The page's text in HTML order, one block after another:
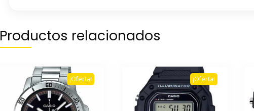
Productos relacionados
¡Oferta! ¡Oferta!